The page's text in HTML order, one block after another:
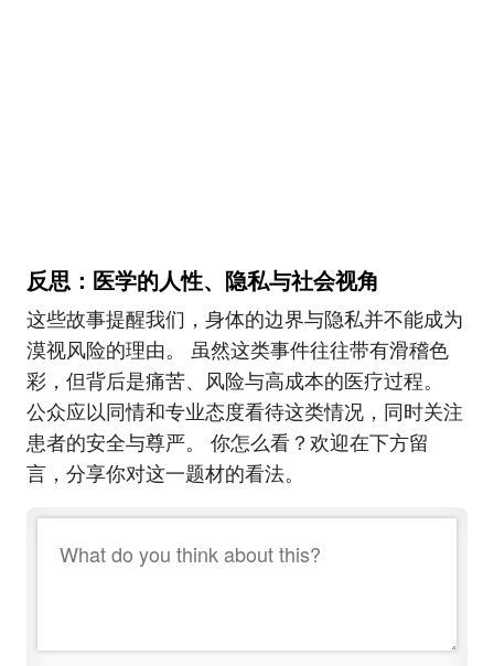
反思：医学的人性、隐私与社会视角
这些故事提醒我们，身体的边界与隐私并不能成为
漠视风险的理由。 虽然这类事件往往带有滑稽色
彩，但背后是痛苦、风险与高成本的医疗过程。
公众应以同情和专业态度看待这类情况，同时关注
患者的安全与尊严。 你怎么看？欢迎在下方留
言，分享你对这一题材的看法。